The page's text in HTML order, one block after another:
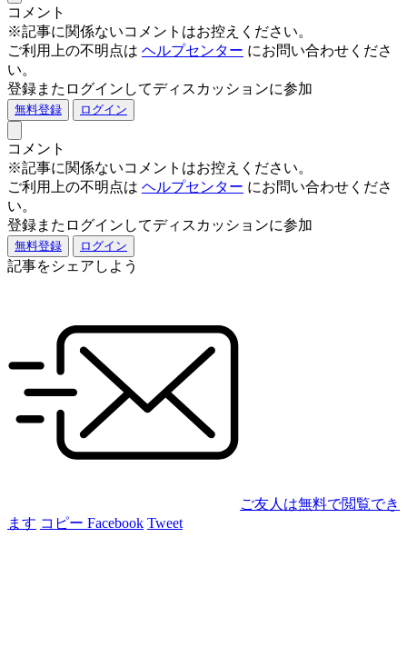
コメント
※記事に関係ないコメントはお控えください。
ご利用上の不明点は ヘルプセンター にお問い合わせくださ
い。
登録またログインしてディスカッションに参加
無料登録 ログイン
コメント
※記事に関係ないコメントはお控えください。
ご利用上の不明点は ヘルプセンター にお問い合わせくださ
い。
登録またログインしてディスカッションに参加
無料登録 ログイン
記事をシェアしよう
ご友人は無料で閲覧でき
ます コピー Facebook Tweet